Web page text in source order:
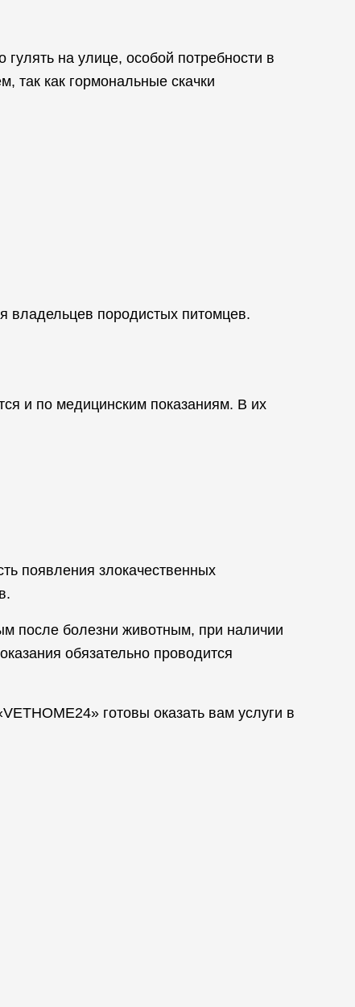
на улице, особой потребности в
так как гормональные скачки
владельцев породистых питомцев.
и по медицинским показаниям. В их
появления злокачественных
после болезни животным, при наличии
обязательно проводится
готовы оказать вам услуги в